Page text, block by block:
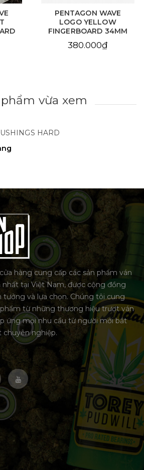
PENTAGON WAVE
LOGO YELLOW
FINGERBOARD 34MM
380.000₫
vừa xem
HARD
hàng cung cấp các sản phẩm ván
tại Việt Nam, được cộng đồng
và lựa chọn. Chúng tôi cung
phẩm từ những thương hiệu trượt ván
ứng mọi nhu cầu từ người mới bắt
chuyên nghiệp.